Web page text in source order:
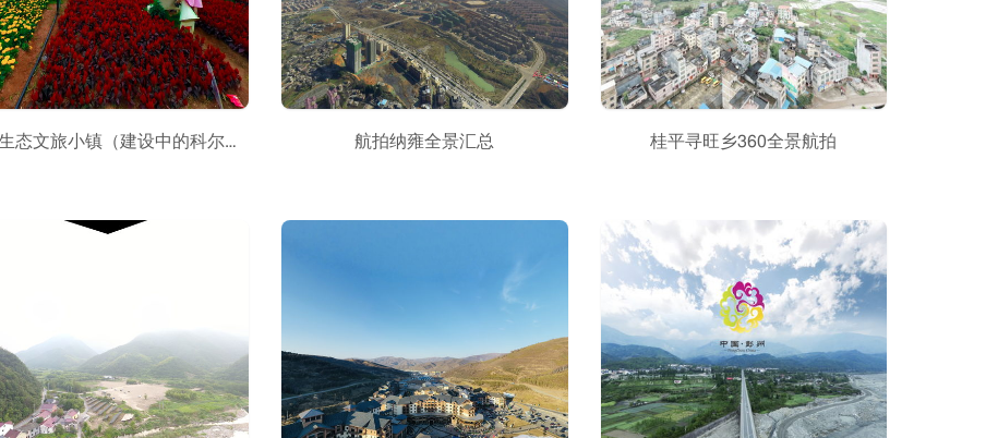
雁湖生态文旅小镇（建设中的科尔马庄园720全景VR漫游） 航拍纳雍全景汇总 桂平寻旺乡360全景航拍